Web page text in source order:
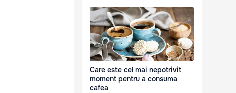
Care este cel mai nepotrivit
moment pentru a consuma
cafea